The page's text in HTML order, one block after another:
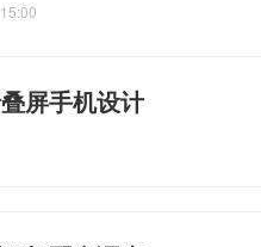
屏手机设计